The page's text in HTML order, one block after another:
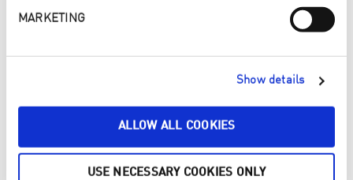
MARKETING
Show details
ALLOW ALL COOKIES
USE NECESSARY COOKIES ONLY
Keittiökinnastamme. Kuidun tulisi olla kostea tai märkä.
ENJO:n Kiillotusja hankaustahnalla. Puhdista kevyesti
hangaten vihreä-mustaraidallisella puolella. Kuivaa